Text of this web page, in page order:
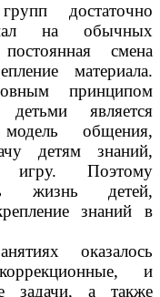
достаточно
на обычных
смена
материала.
принципом
является
модель общения,
детям знаний,
игру. Поэтому
жизнь детей,
знаний в
оказалось
и
задачи, а также